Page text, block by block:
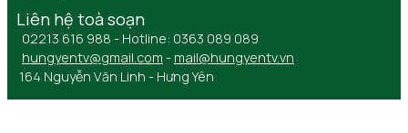
Liên hệ toà soạn
02213 616 988 - Hotline: 0363 089 089
hungyentv@gmail.com - mail@hungyentv.vn
164 Nguyễn Văn Linh - Hưng Yên